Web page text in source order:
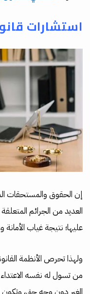
استشارات
إن الحقوق والمستحقات
العديد من الجرائم
عليها؛ نتيجة غياب الأمانة
ولهذا تحرص الأنظمة
من تسول له نفسه الاعتداء